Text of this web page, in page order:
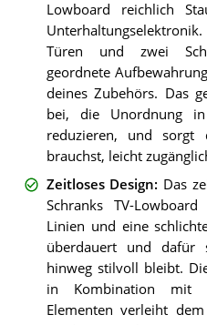
Lowboard reichlich
Türen und zwei
geordnete
deines Zubehörs. Das
bei, die Unordnung
reduzieren, und
brauchst, leicht
Zeitloses Design: Das
Schranks TV-
Linien und eine
überdauert und dafür
hinweg stilvoll bleibt.
in Kombination mit
Elementen verleiht